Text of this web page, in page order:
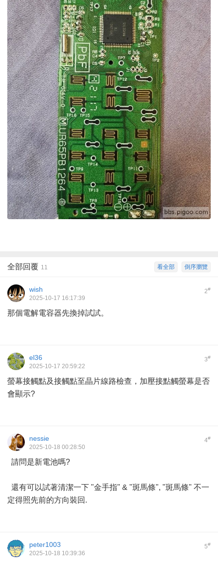
倒序瀏覽
看全部
全部回覆 11
2#
wish
2025-10-17 16:17:39
那個電解電容器先換掉試試。
3#
el36
2025-10-17 20:59:22
螢幕接觸點及接觸點至晶片線路檢查，加壓接點觸螢幕是否
會顯示?
4#
nessie
2025-10-18 00:28:50
請問是新電池嗎?
還有可以試著清潔一下 "金手指" & "斑馬條", "斑馬條" 不一
定得照先前的方向裝回.
5#
peter1003
2025-10-18 10:39:36